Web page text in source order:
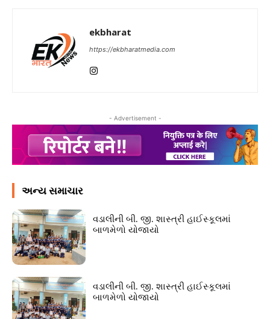
ekbharat
https://ekbharatmedia.com
- Advertisement -
અન્ય સમાચાર
વડાલીની બી. જી. શાસ્ત્રી હાઈસ્કૂલમાં
બાળમેળો યોજાયો
વડાલીની બી. જી. શાસ્ત્રી હાઈસ્કૂલમાં
બાળમેળો યોજાયો